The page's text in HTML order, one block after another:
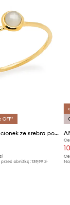
OFF*
ANIA KRUK pierścionek ze srebra pokrytego złotem DUO
przed obniżką: 139,99 zł